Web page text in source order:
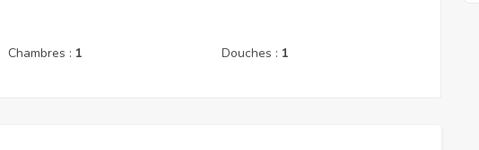
Chambres : 1 Douches : 1